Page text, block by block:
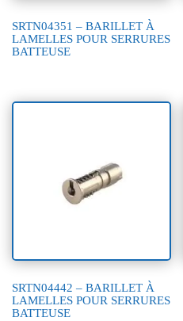
SRTN04351 – BARILLET À
LAMELLES POUR SERRURES
BATTEUSE
SRTN04442 – BARILLET À
LAMELLES POUR SERRURES
BATTEUSE